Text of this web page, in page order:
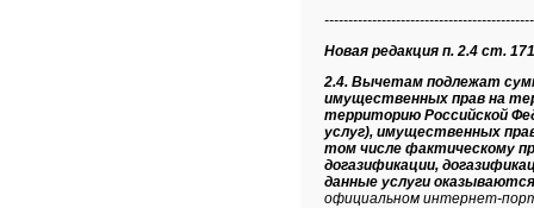
Новая редакция п. 2.4 ст.
2.4. Вычетам подлежат
имущественных прав на
территорию Российской
услуг), имущественных
том числе фактическому
догазификации,
данные услуги
официальном интернет-